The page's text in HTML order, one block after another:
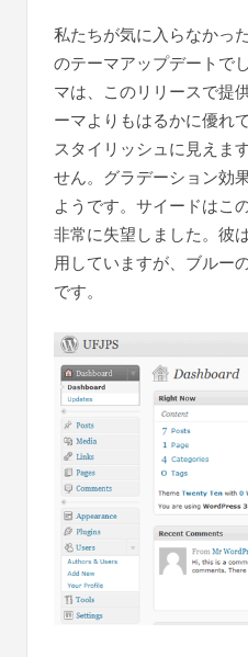
私たちが気に入らなかっ
のテーマアップデートで
マは、このリリースで提
ーマよりもはるかに優れ
スタイリッシュに見えま
せん。グラデーション効
ようです。サイードはこ
非常に失望しました。彼
用していますが、ブルー
です。